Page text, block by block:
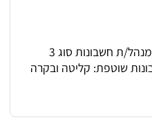
לחברה יזמית/קבלנית דרוש/ה מנהל/ת חשבונות סוג 3
שוטפת: קליטה ובקרה
ונותני שירותים. התאמת
על ידי מהנדסים
ביצוע פקודות